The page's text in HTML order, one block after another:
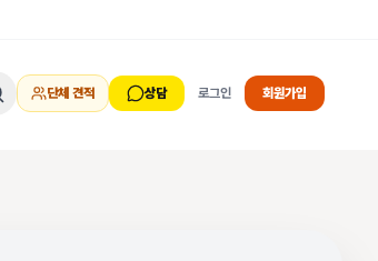
단체 견적 상담 로그인 회원가입